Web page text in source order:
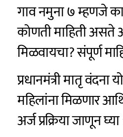
गाव नमुना ७ म्हणजे
कोणती माहिती
मिळवायचा? संपूर्ण
प्रधानमंत्री मातृ वंदना
महिलांना मिळणार
अर्ज प्रक्रिया जाणून घ्या